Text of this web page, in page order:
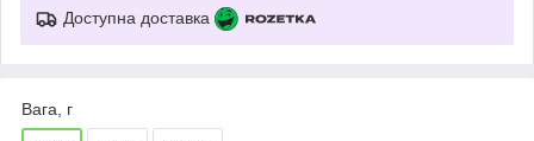
Доступна доставка
Вага, г